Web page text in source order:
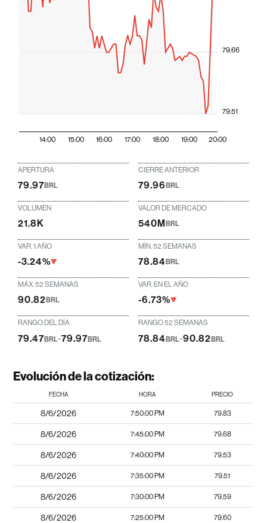
14:00 15:00 16:00 17:00 18:00 19:00 20:00
79.51
79.66
APERTURA
79.97BRL
CIERRE ANTERIOR
79.96BRL
VOLUMEN
21.8K
VALOR DE MERCADO
540MBRL
VAR. 1 AÑO
-3.24%
MÍN. 52 SEMANAS
78.84BRL
MÁX. 52 SEMANAS
90.82BRL
VAR. EN EL AÑO
-6.73%
RANGO DEL DÍA
79.47BRL-79.97BRL
RANGO 52 SEMANAS
78.84 BRL-90.82 BRL
Evolución de la cotización:
FECHA HORA PRECIO
8/6/2026 7:50:00 PM 79.83
8/6/2026 7:45:00 PM 79.68
8/6/2026 7:40:00 PM 79.53
8/6/2026 7:35:00 PM 79.51
8/6/2026 7:30:00 PM 79.59
8/6/2026 7:25:00 PM 79.60